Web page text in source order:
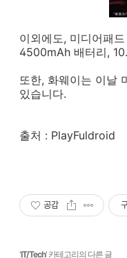
이외에도, 미디어패
4500mAh 배터리,
또한, 화웨이는 이날
있습니다.
출처 : PlayFuldroid
공감
'IT/Tech' 카테고리의 다른 글